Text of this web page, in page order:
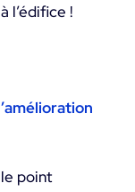
l’édifice !
point